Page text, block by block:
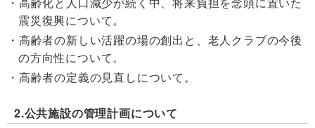
震災復興について。
高齢者の新しい活躍の場の創出と、老人クラブの今後
の方向性について。
高齢者の定義の見直しについて。
2.公共施設の管理計画について